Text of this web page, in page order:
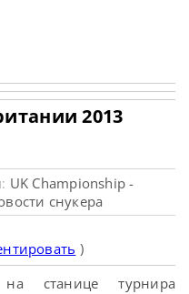
2013
UK Championship -
снукера
)
станице турнира